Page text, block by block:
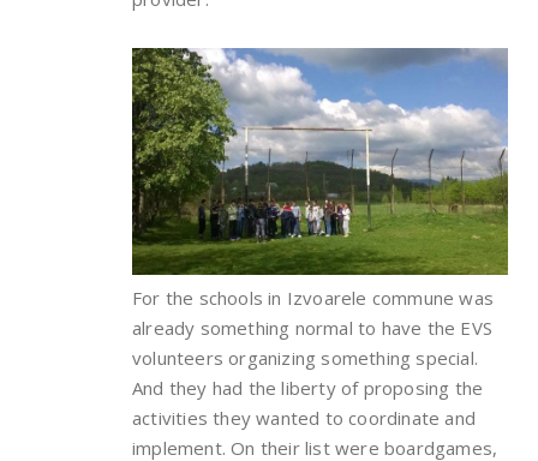
For the schools in Izvoarele commune was
already something normal to have the EVS
volunteers organizing something special.
And they had the liberty of proposing the
activities they wanted to coordinate and
implement. On their list were boardgames,